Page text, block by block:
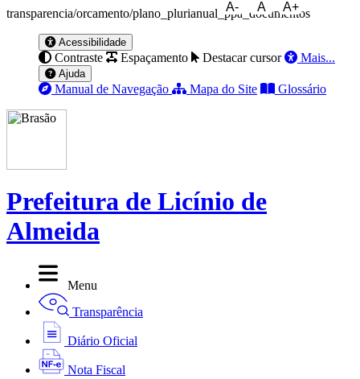
transparencia/orcamento/plano_plurianual_ppa_documentos
A- A A+
Acessibilidade
Contraste Espaçamento Destacar cursor Mais...
Ajuda
Manual de Navegação Mapa do Site Glossário
Prefeitura de Licínio de
Almeida
Menu
Transparência
Diário Oficial
Nota Fiscal